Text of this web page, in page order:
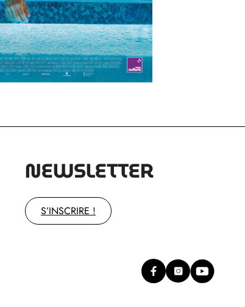
NEWSLETTER
S’INSCRIRE !